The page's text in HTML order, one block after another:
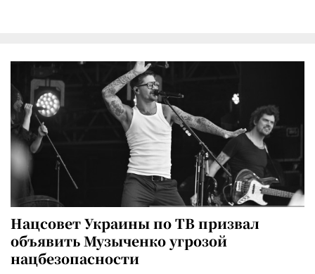
Нацсовет Украины по ТВ призвал
объявить Музыченко угрозой
нацбезопасности